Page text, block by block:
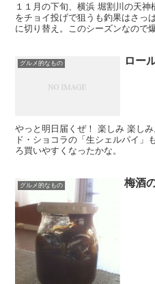
１１月の下旬、横浜 堀割川の天
をチョイ投げで狙うも釣果はさっ
に切り替え。このシーズンなので
グルメ的なもの ロー
やっと明日届くぜ！ 楽しみ 楽し
ド・ショコラの「生シェルパイ」
ろ買いやすくなったかな。
グルメ的なもの 梅酒